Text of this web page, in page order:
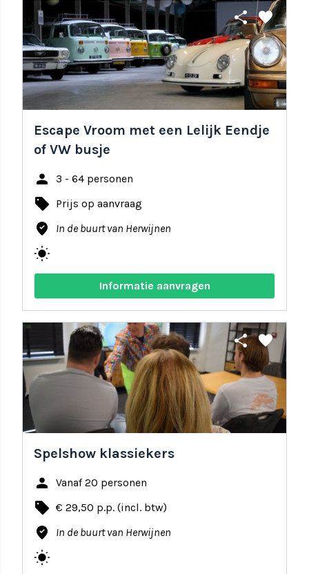
share favorite
Escape Vroom met een Lelijk Eendje
of VW busje
person 3 - 64 personen
local_offer Prijs op aanvraag
where_to_vote In de buurt van Herwijnen
wb_sunny
Informatie aanvragen
share favorite
Spelshow klassiekers
person Vanaf 20 personen
local_offer € 29,50 p.p. (incl. btw)
where_to_vote In de buurt van Herwijnen
wb_sunny